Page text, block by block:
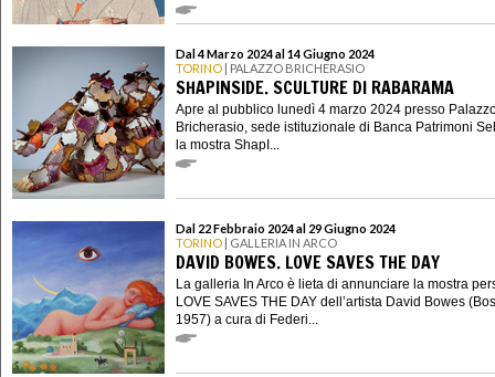
Dal 4 Marzo 2024 al 14 Giugno 2024
TORINO | PALAZZO BRICHERASIO
SHAPINSIDE. SCULTURE DI RABARAMA
Apre al pubblico lunedì 4 marzo 2024 presso
Bricherasio, sede istituzionale di Banca Patrimoni
la mostra ShapI...
Dal 22 Febbraio 2024 al 29 Giugno 2024
TORINO | GALLERIA IN ARCO
DAVID BOWES. LOVE SAVES THE DAY
La galleria In Arco è lieta di annunciare la mostra
LOVE SAVES THE DAY dell’artista David Bowes
1957) a cura di Federi...